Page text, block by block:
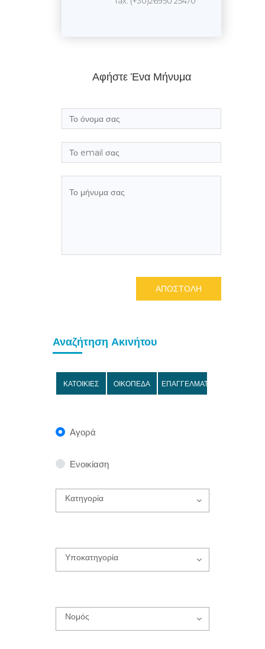
Αφήστε Ένα Μήνυμα
ΑΠΟΣΤΟΛΗ
Αναζήτηση Ακινήτου
ΚΑΤΟΙΚΙΕΣ ΟΙΚΟΠΕΔΑ ΕΠΑΓΓΕΛΜΑΤΙΚΑ
Αγορά
Ενοικίαση
Κατηγορία
Υποκατηγορία
Νομός